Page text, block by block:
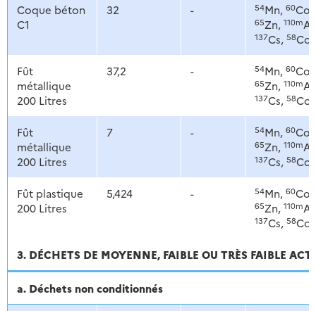
Coque béton
C1
32 - 54Mn, 60Co,
65Zn, 110m
137Cs, 58Co
Fût
métallique
200 Litres
37,2 - 54Mn, 60Co,
65Zn, 110m
137Cs, 58Co
Fût
métallique
200 Litres
7 - 54Mn, 60Co,
65Zn, 110m
137Cs, 58Co
Fût plastique
200 Litres
5,424 - 54Mn, 60Co,
65Zn, 110m
137Cs, 58Co
3. DÉCHETS DE MOYENNE, FAIBLE OU TRÈS FAIBLE
a. Déchets non conditionnés